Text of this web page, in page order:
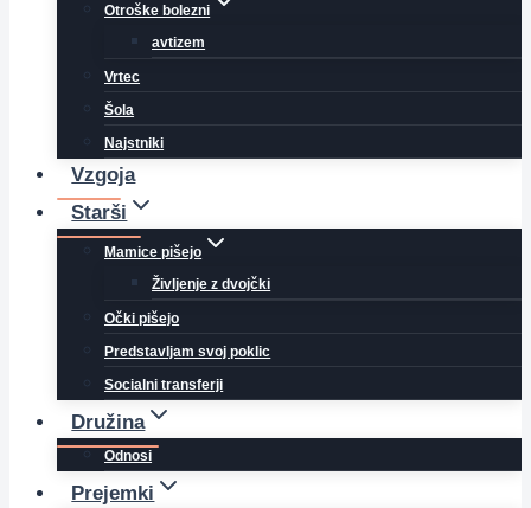
Otroške bolezni
avtizem
Vrtec
Šola
Najstniki
Vzgoja
Starši
Mamice pišejo
Življenje z dvojčki
Očki pišejo
Predstavljam svoj poklic
Socialni transferji
Družina
Odnosi
Prejemki